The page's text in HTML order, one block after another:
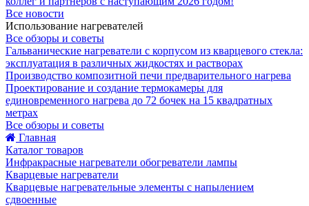
Все новости
Использование нагревателей
Все обзоры и советы
Гальванические нагреватели с корпусом из кварцевого стекла:
эксплуатация в различных жидкостях и растворах
Производство композитной печи предварительного нагрева
Проектирование и создание термокамеры для
единовременного нагрева до 72 бочек на 15 квадратных
метрах
Все обзоры и советы
Главная
Каталог товаров
Инфракрасные нагреватели обогреватели лампы
Кварцевые нагреватели
Кварцевые нагревательные элементы с напылением
сдвоенные